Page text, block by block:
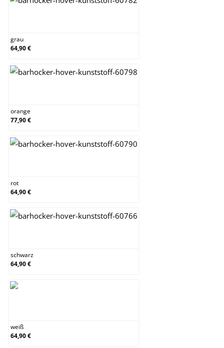
grau
64,90 €
orange
77,90 €
rot
64,90 €
schwarz
64,90 €
weiß
64,90 €